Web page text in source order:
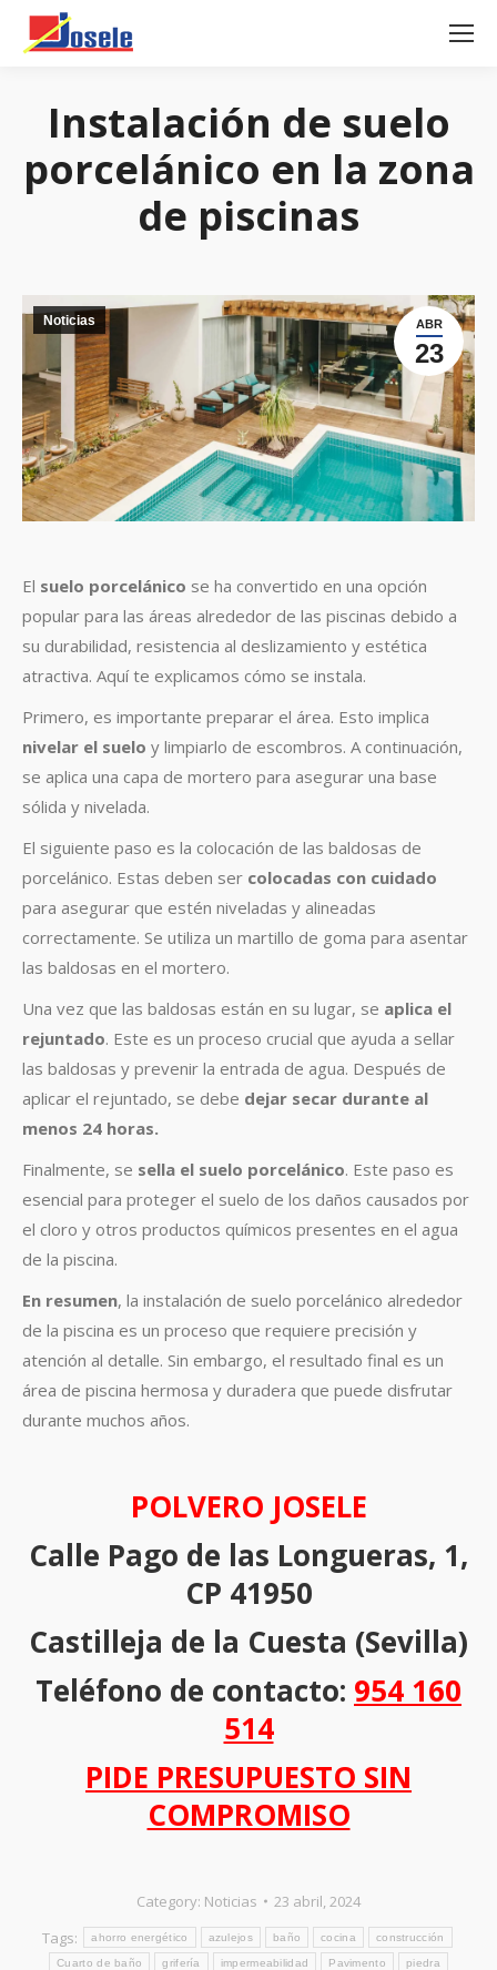
Instalación de suelo
porcelánico en la zona
de piscinas
ABR
23
Noticias
El suelo porcelánico se ha convertido en una opción
popular para las áreas alrededor de las piscinas debido a
su durabilidad, resistencia al deslizamiento y estética
atractiva. Aquí te explicamos cómo se instala.
Primero, es importante preparar el área. Esto implica
nivelar el suelo y limpiarlo de escombros. A continuación,
se aplica una capa de mortero para asegurar una base
sólida y nivelada.
El siguiente paso es la colocación de las baldosas de
porcelánico. Estas deben ser colocadas con cuidado
para asegurar que estén niveladas y alineadas
correctamente. Se utiliza un martillo de goma para asentar
las baldosas en el mortero.
Una vez que las baldosas están en su lugar, se aplica el
rejuntado. Este es un proceso crucial que ayuda a sellar
las baldosas y prevenir la entrada de agua. Después de
aplicar el rejuntado, se debe dejar secar durante al
menos 24 horas.
Finalmente, se sella el suelo porcelánico. Este paso es
esencial para proteger el suelo de los daños causados por
el cloro y otros productos químicos presentes en el agua
de la piscina.
En resumen, la instalación de suelo porcelánico alrededor
de la piscina es un proceso que requiere precisión y
atención al detalle. Sin embargo, el resultado final es un
área de piscina hermosa y duradera que puede disfrutar
durante muchos años.
POLVERO JOSELE
Calle Pago de las Longueras, 1,
CP 41950
Castilleja de la Cuesta (Sevilla)
Teléfono de contacto: 954 160
514
PIDE PRESUPUESTO SIN
COMPROMISO
Category: Noticias
23 abril, 2024
Tags:
ahorro energético azulejos baño cocina construcción
Cuarto de baño grifería impermeabilidad Pavimento piedra